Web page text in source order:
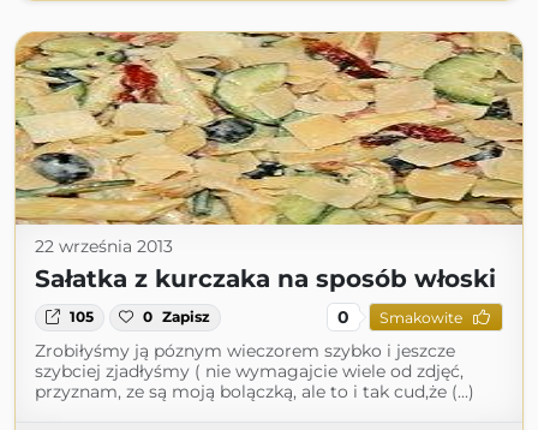
22 września 2013
Sałatka z kurczaka na sposób włoski
105 0 Zapisz 0 Smakowite
Zrobiłyśmy ją póznym wieczorem szybko i jeszcze
szybciej zjadłyśmy ( nie wymagajcie wiele od zdjęć,
przyznam, ze są moją bolączką, ale to i tak cud,że (...)